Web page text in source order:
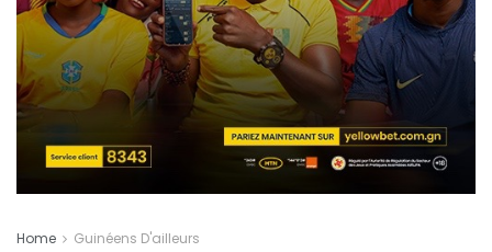
Home Guinéens D'ailleurs